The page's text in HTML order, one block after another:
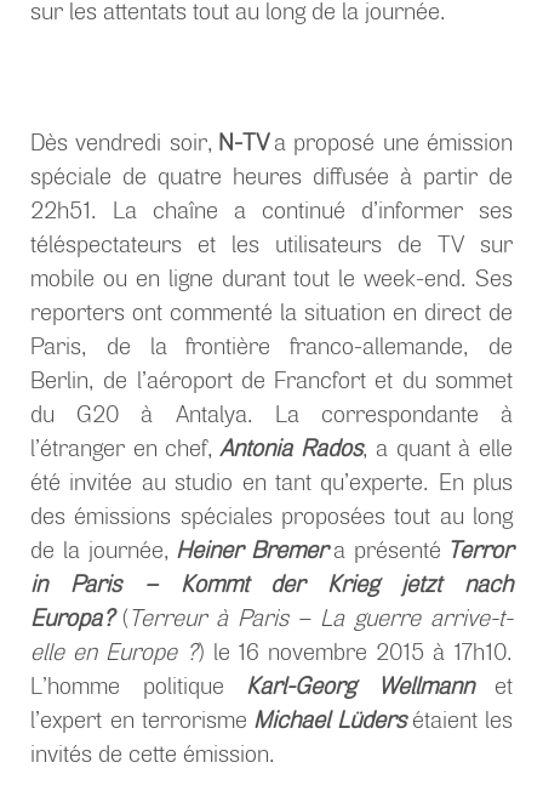
sur les attentats tout au long de la journée.
Dès vendredi soir, N-TVa proposé une émission
spéciale de quatre heures diffusée à partir de
22h51. La chaîne a continué d’informer ses
téléspectateurs et les utilisateurs de TV sur
mobile ou en ligne durant tout le week-end. Ses
reporters ont commenté la situation en direct de
Paris, de la frontière franco-allemande, de
Berlin, de l’aéroport de Francfort et du sommet
du G20 à Antalya. La correspondante à
l’étranger en chef, Antonia Rados, a quant à elle
été invitée au studio en tant qu’experte. En plus
des émissions spéciales proposées tout au long
de la journée, Heiner Bremera présenté Terror
in Paris – Kommt der Krieg jetzt nach
Europa?( Terreur à Paris – La guerre arrive-t-
elle en Europe ?) le 16 novembre 2015 à 17h10.
L’homme politique Karl-Georg Wellmannet
l’expert en terrorisme Michael Lüdersétaient les
invités de cette émission.